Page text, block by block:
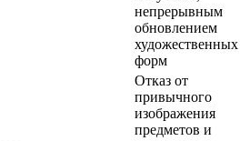
непрерывным
обновлением
художественных
форм
Отказ от
привычного
изображения
предметов и